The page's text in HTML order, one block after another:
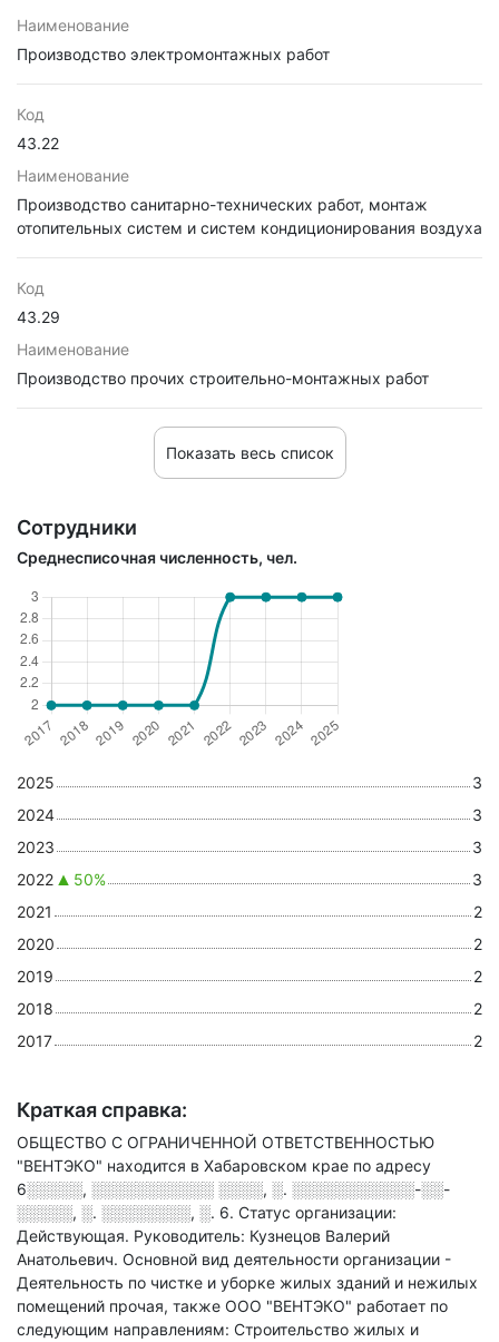
Наименование
Производство электромонтажных работ
Код
43.22
Наименование
Производство санитарно-технических работ, монтаж
отопительных систем и систем кондиционирования воздуха
Код
43.29
Наименование
Производство прочих строительно-монтажных работ
Показать весь список
Сотрудники
Среднесписочная численность, чел.
2025
3
2024
3
2023
3
2022
50%
3
2021
2
2020
2
2019
2
2018
2
2017
2
Краткая справка:
ОБЩЕСТВО С ОГРАНИЧЕННОЙ ОТВЕТСТВЕННОСТЬЮ
"ВЕНТЭКО" находится в Хабаровском крае по адресу
6░░░░░, ░░░░░░░░░░░ ░░░░, ░. ░░░░░░░░░░░-░░-
░░░░░, ░. ░░░░░░░░, ░. 6. Статус организации:
Действующая. Руководитель: Кузнецов Валерий
Анатольевич. Основной вид деятельности организации -
Деятельность по чистке и уборке жилых зданий и нежилых
помещений прочая, также ООО "ВЕНТЭКО" работает по
следующим направлениям: Строительство жилых и